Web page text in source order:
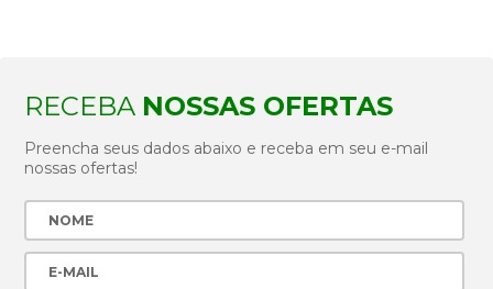
RECEBA NOSSAS OFERTAS
Preencha seus dados abaixo e receba em seu e-mail
nossas ofertas!